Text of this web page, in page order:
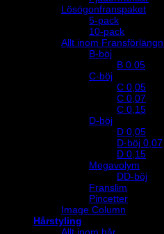
Lösögonfranspaket
5-pack
10-pack
Allt inom
B-böj
B 0.05
C-böj
C 0,05
C 0,07
C 0,15
D-böj
D 0,05
D-böj 0,07
D 0,15
Megavolym
DD-böj
Franslim
Pincetter
Image Column
Hårstyling